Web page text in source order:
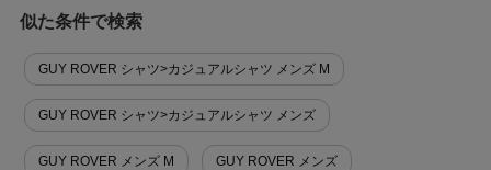
似た条件で検索
GUY ROVER シャツ>カジュアルシャツ メンズ M
GUY ROVER シャツ>カジュアルシャツ メンズ
GUY ROVER メンズ M GUY ROVER メンズ